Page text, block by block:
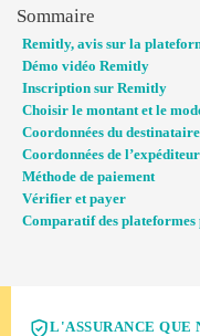
Sommaire
Remitly, avis sur la
Démo vidéo Remitly
Inscription sur Remitly
Choisir le montant et le
Coordonnées du destinataire
Coordonnées de l’expéditeur
Méthode de paiement
Vérifier et payer
Comparatif des
L'ASSURANCE QUE